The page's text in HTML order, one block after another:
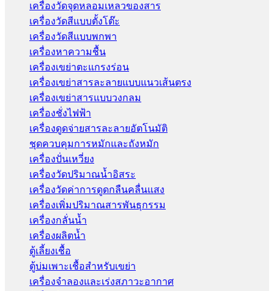
เครื่องวัดจุดหลอมเหลวของสาร
เครื่องวัดสีแบบตั้งโต๊ะ
เครื่องวัดสีแบบพกพา
เครื่องหาความชื้น
เครื่องเขย่าตะแกรงร่อน
เครื่องเขย่าสารละลายแบบแนวเส้นตรง
เครื่องเขย่าสารแบบวงกลม
เครื่องชั่งไฟฟ้า
เครื่องดูดจ่ายสารละลายอัตโนมัติ
ชุดควบคุมการหมักและถังหมัก
เครื่องปั่นเหวี่ยง
เครื่องวัดปริมาณน้ำอิสระ
เครื่องวัดค่าการดูดกลืนคลื่นแสง
เครื่องเพิ่มปริมาณสารพันธุกรรม
เครื่องกลั่นน้ำ
เครื่องผลิตน้ำ
ตู้เลี้ยงเชื้อ
ตู้บ่มเพาะเชื้อสำหรับเขย่า
เครื่องจำลองและเร่งสภาวะอากาศ